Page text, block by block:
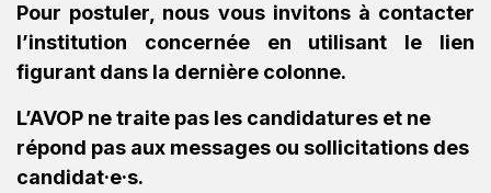
Pour postuler, nous vous invitons à contacter
l’institution concernée en utilisant le lien
figurant dans la dernière colonne.
L’AVOP ne traite pas les candidatures et ne
répond pas aux messages ou sollicitations des
candidat·e·s.